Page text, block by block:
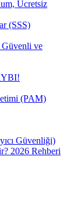
Ücretsiz
(SSS)
ve
(PAM)
Güvenliği)
2026 Rehberi